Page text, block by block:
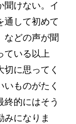
聞けない。イ
通して初めて
などの声が聞
ている以上
に思ってく
ものがたく
終的にはそう
みになりま